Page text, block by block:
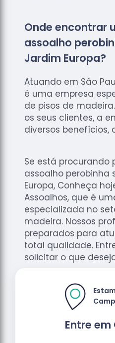
Onde encontrar
assoalho
Jardim Europa?
Atuando em São
é uma empresa
de pisos de
os seus clientes, a
diversos benefícios,
Se está procurando
assoalho perobinha
Europa, Conheça
Assoalhos, que é
especializada no
madeira. Nossos
preparados para
total qualidade.
solicitar o que
Entre